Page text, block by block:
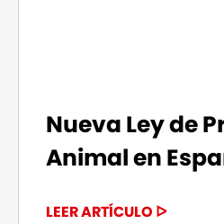
Nueva Ley de
Animal en
LEER ARTÍCULO ᐅ